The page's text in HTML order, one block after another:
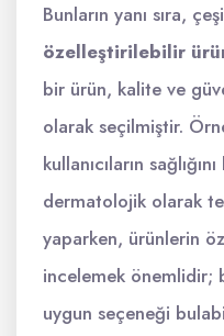
Bunların yanı sıra,
özelleştirilebilir
bir ürün, kalite ve
olarak seçilmiştir.
kullanıcıların
dermatolojik olarak
yaparken, ürünlerin
incelemek önemlidir;
uygun seçeneği